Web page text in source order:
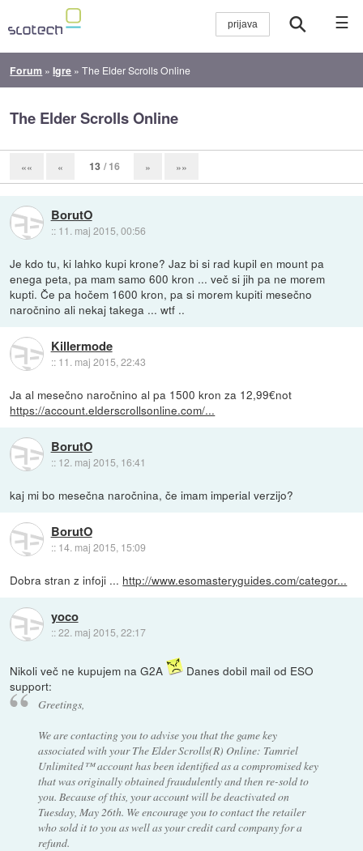
☰
Forum »Igre »The Elder Scrolls Online
The Elder Scrolls Online
«« « 13 / 16 » »»
BorutO
:: 11. maj 2015, 00:56
Je kdo tu, ki lahko kupi krone? Jaz bi si rad kupil en mount pa
enega peta, pa mam samo 600 kron ... več si jih pa ne morem
kupti. Če pa hočem 1600 kron, pa si morem kupiti mesečno
naročnino ali nekaj takega ... wtf ..
Killermode
:: 11. maj 2015, 22:43
Ja al mesečno naročnino al pa 1500 kron za 12,99€not
https://account.elderscrollsonline.com/...
BorutO
:: 12. maj 2015, 16:41
kaj mi bo mesečna naročnina, če imam imperial verzijo?
BorutO
:: 14. maj 2015, 15:09
Dobra stran z infoji ... http://www.esomasteryguides.com/categor...
yoco
::22. maj 2015, 22:17
Nikoli več ne kupujem na G2A
Danes dobil mail od ESO
support:
Greetings,
We are contacting you to advise you that the game key
associated with your The Elder Scrolls(R) Online: Tamriel
Unlimited™ account has been identified as a compromised key
that was originally obtained fraudulently and then re-sold to
you. Because of this, your account will be deactivated on
Tuesday, May 26th. We encourage you to contact the retailer
who sold it to you as well as your credit card company for a
refund.